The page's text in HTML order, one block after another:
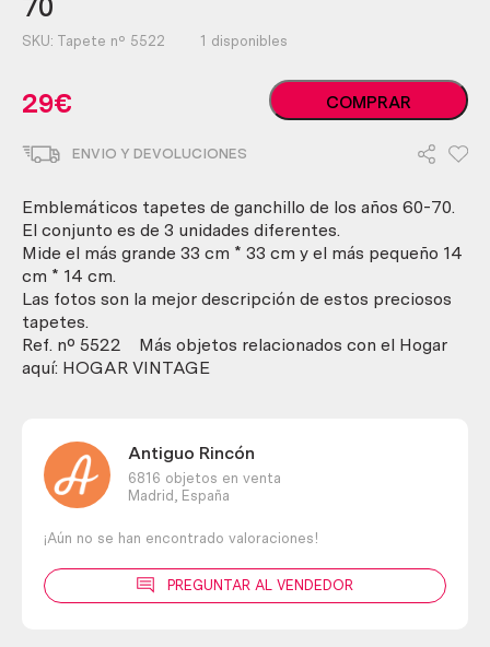
70
SKU: Tapete nº 5522 1 disponibles
29€
Tapetes
de
3
preciosos
tapetes.
60-
cantidad
COMPRAR
ENVIO Y DEVOLUCIONES
Emblemáticos tapetes de ganchillo de los años 60-70.
El conjunto es de 3 unidades diferentes.
Mide el más grande 33 cm * 33 cm y el más pequeño 14
cm * 14 cm.
Las fotos son la mejor descripción de estos preciosos
tapetes.
Ref. nº 5522 Más objetos relacionados con el Hogar
aquí: HOGAR VINTAGE
Antiguo Rincón
6816 objetos en venta
Madrid,
España
¡Aún no se han encontrado valoraciones!
PREGUNTAR AL VENDEDOR